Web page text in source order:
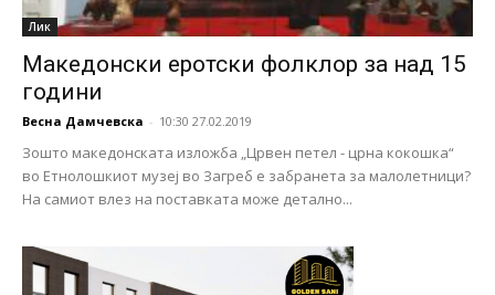
Лик
Македонски еротски фолклор за над 15
години
Весна Дамчевска - 10:30 27.02.2019
Зошто македонската изложба „Црвен петел - црна кокошка“
во Етнолошкиот музеј во Загреб е забранета за малолетници?
На самиот влез на поставката може детално...